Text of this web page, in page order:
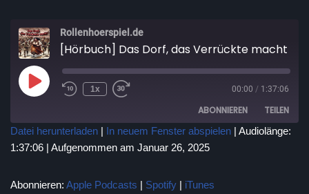
Rollenhoerspiel.de
1x 00:00 / 1:37:06
ABONNIEREN TEILEN
Apple Podcasts Spotify
TEILEN
LINK
Datei herunterladen | In neuem Fenster abspielen | Audiolänge:
1:37:06 | Aufgenommen am Januar 26, 2025
Abonnieren: Apple Podcasts | Spotify | iTunes